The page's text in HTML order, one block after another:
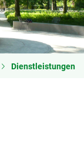
Dienstleistungen